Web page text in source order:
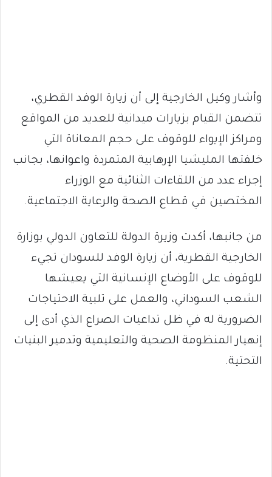
وأشار وكيل الخارجية إلى أن زيارة الوفد القطري،
تتضمن القيام بزيارات ميدانية للعديد من المواقع
ومراكز الإيواء للوقوف على حجم المعاناة التي
خلفتها المليشيا الإرهابية المتمردة واعوانها، بجانب
إجراء عدد من اللقاءات الثنائية مع الوزراء
المختصين في قطاع الصحة والرعاية الاجتماعية.
من جانبها، أكدت وزيرة الدولة للتعاون الدولي بوزارة
الخارجية القطرية، أن زيارة الوفد للسودان تجيء
للوقوف على الأوضاع الإنسانية التي يعيشها
الشعب السوداني، والعمل على تلبية الاحتياجات
الضرورية له في ظل تداعيات الصراع الذي أدى إلى
إنهيار المنظومة الصحية والتعليمية وتدمير البنيات
التحتية.